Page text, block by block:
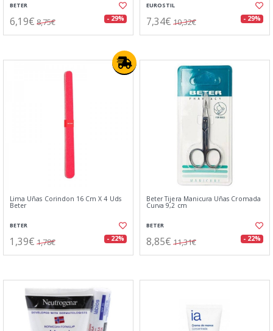
BETER
6,19€ 8,75€ - 29%
EUROSTIL
7,34€ 10,32€ - 29%
Lima Uñas Corindon 16 Cm X 4 Uds
Beter
BETER
1,39€ 1,78€ - 22%
Beter Tijera Manicura Uñas Cromada
Curva 9,2 cm
BETER
8,85€ 11,31€ - 22%